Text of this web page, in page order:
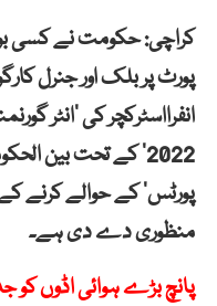
کراچی: حکومت نے کسی
پورٹ پر بلک اور جنرل
انفرااسٹرکچر کی ’انٹر
2022‘ کے تحت بین
پورٹس‘ کے حوالے کرنے
منظوری دے دی ہے۔
پانچ بڑے ہوائی اڈوں